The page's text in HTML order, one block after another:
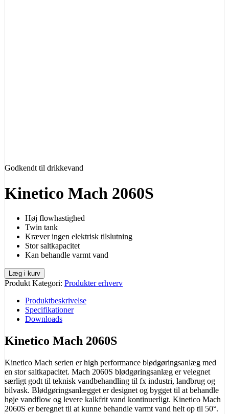
Godkendt til drikkevand
Kinetico Mach 2060S
Høj flowhastighed
Twin tank
Kræver ingen elektrisk tilslutning
Stor saltkapacitet
Kan behandle varmt vand
Læg i kurv
Produkt Kategori: Produkter erhverv
Produktbeskrivelse
Specifikationer
Downloads
Kinetico Mach 2060S
Kinetico Mach serien er high performance blødgøringsanlæg med
en stor saltkapacitet. Mach 2060S blødgøringsanlæg er velegnet
særligt godt til teknisk vandbehandling til fx industri, landbrug og
bilvask. Blødgøringsanlægget er designet og bygget til at behandle
høje vandflow og levere kalkfrit vand kontinuerligt. Kinetico Mach
2060S er beregnet til at kunne behandle varmt vand helt op til 50°.